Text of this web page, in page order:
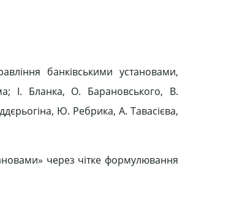
банківськими установами,
І. Бланка, О. Барановського, В.
Ю. Ребрика, А. Тавасієва,
через чітке формулювання